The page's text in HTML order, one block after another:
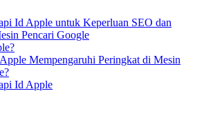
Id Apple untuk Keperluan SEO dan
Pencari Google
Mempengaruhi Peringkat di Mesin
Id Apple